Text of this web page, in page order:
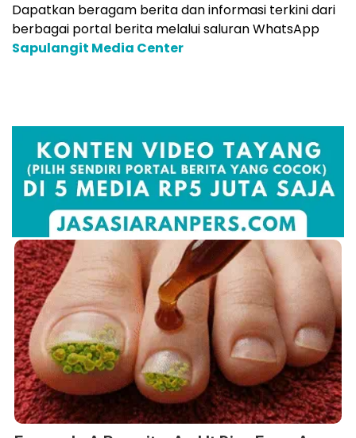
Dapatkan beragam berita dan informasi terkini dari
berbagai portal berita melalui saluran WhatsApp
Sapulangit Media Center